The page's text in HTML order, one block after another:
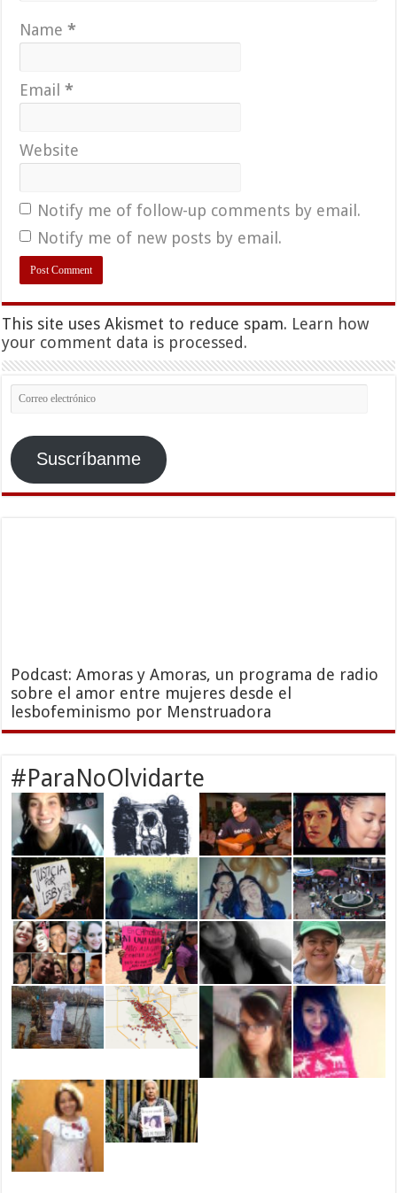
Name*
Email*
Website
Notify me of follow-up comments by email.
Notify me of new posts by email.
This site uses Akismet to reduce spam. Learn how
your comment data is processed.
Correo
electrónico
Suscríbanme
Podcast: Amoras y Amoras, un programa de radio
sobre el amor entre mujeres desde el
lesbofeminismo por Menstruadora
#ParaNoOlvidarte